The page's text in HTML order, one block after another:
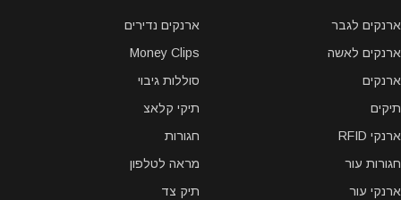
ארנקים לגבר
ארנקים לאשה
ארנקים
תיקים
ארנקי RFID
חגורות עור
ארנקי עור
ארנקים נדירים
Money Clips
סוללות גיבוי
תיקי קלאצ
חגורות
מראה לטלפון
תיק צד